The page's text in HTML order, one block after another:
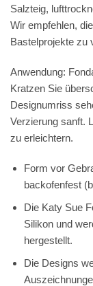
Salzteig,
Wir empfehlen,
Bastelprojekte zu
Anwendung:
Kratzen Sie
Designumriss
Verzierung sanft.
zu erleichtern.
Form vor
backofenfest
Die Katy Sue
Silikon und
hergestellt.
Die Designs